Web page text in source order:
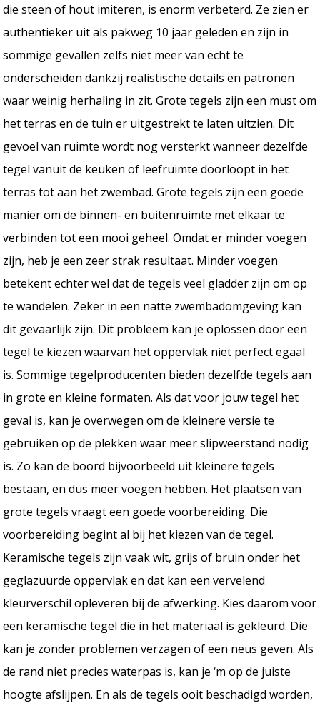
die steen of hout imiteren, is enorm verbeterd. Ze zien er
authentieker uit als pakweg 10 jaar geleden en zijn in
sommige gevallen zelfs niet meer van echt te
onderscheiden dankzij realistische details en patronen
waar weinig herhaling in zit. Grote tegels zijn een must om
het terras en de tuin er uitgestrekt te laten uitzien. Dit
gevoel van ruimte wordt nog versterkt wanneer dezelfde
tegel vanuit de keuken of leefruimte doorloopt in het
terras tot aan het zwembad. Grote tegels zijn een goede
manier om de binnen- en buitenruimte met elkaar te
verbinden tot een mooi geheel. Omdat er minder voegen
zijn, heb je een zeer strak resultaat. Minder voegen
betekent echter wel dat de tegels veel gladder zijn om op
te wandelen. Zeker in een natte zwembadomgeving kan
dit gevaarlijk zijn. Dit probleem kan je oplossen door een
tegel te kiezen waarvan het oppervlak niet perfect egaal
is. Sommige tegelproducenten bieden dezelfde tegels aan
in grote en kleine formaten. Als dat voor jouw tegel het
geval is, kan je overwegen om de kleinere versie te
gebruiken op de plekken waar meer slipweerstand nodig
is. Zo kan de boord bijvoorbeeld uit kleinere tegels
bestaan, en dus meer voegen hebben. Het plaatsen van
grote tegels vraagt een goede voorbereiding. Die
voorbereiding begint al bij het kiezen van de tegel.
Keramische tegels zijn vaak wit, grijs of bruin onder het
geglazuurde oppervlak en dat kan een vervelend
kleurverschil opleveren bij de afwerking. Kies daarom voor
een keramische tegel die in het materiaal is gekleurd. Die
kan je zonder problemen verzagen of een neus geven. Als
de rand niet precies waterpas is, kan je ‘m op de juiste
hoogte afslijpen. En als de tegels ooit beschadigd worden,